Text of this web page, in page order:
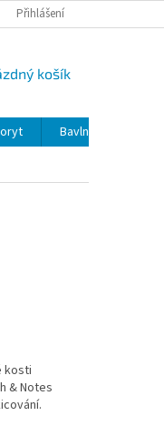
Přihlášení
košík
Bavlna
kosti
& Notes